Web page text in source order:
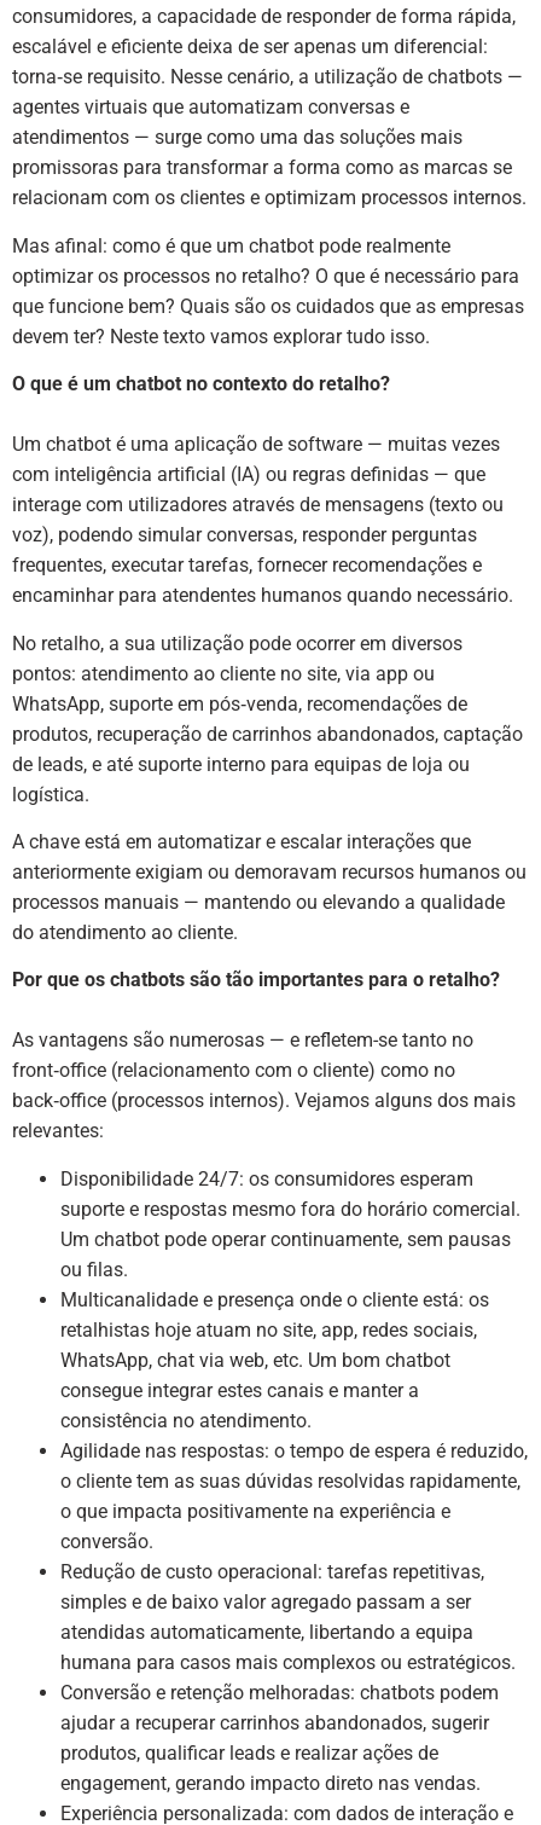
consumidores, a capacidade de responder de forma rápida,
escalável e eficiente deixa de ser apenas um diferencial:
torna‑se requisito. Nesse cenário, a utilização de chatbots —
agentes virtuais que automatizam conversas e
atendimentos — surge como uma das soluções mais
promissoras para transformar a forma como as marcas se
relacionam com os clientes e optimizam processos internos.
Mas afinal: como é que um chatbot pode realmente
optimizar os processos no retalho? O que é necessário para
que funcione bem? Quais são os cuidados que as empresas
devem ter? Neste texto vamos explorar tudo isso.
O que é um chatbot no contexto do retalho?
Um chatbot é uma aplicação de software — muitas vezes
com inteligência artificial (IA) ou regras definidas — que
interage com utilizadores através de mensagens (texto ou
voz), podendo simular conversas, responder perguntas
frequentes, executar tarefas, fornecer recomendações e
encaminhar para atendentes humanos quando necessário.
No retalho, a sua utilização pode ocorrer em diversos
pontos: atendimento ao cliente no site, via app ou
WhatsApp, suporte em pós‑venda, recomendações de
produtos, recuperação de carrinhos abandonados, captação
de leads, e até suporte interno para equipas de loja ou
logística.
A chave está em automatizar e escalar interações que
anteriormente exigiam ou demoravam recursos humanos ou
processos manuais — mantendo ou elevando a qualidade
do atendimento ao cliente.
Por que os chatbots são tão importantes para o retalho?
As vantagens são numerosas — e refletem-se tanto no
front‑office (relacionamento com o cliente) como no
back‑office (processos internos). Vejamos alguns dos mais
relevantes:
Disponibilidade 24/7: os consumidores esperam
suporte e respostas mesmo fora do horário comercial.
Um chatbot pode operar continuamente, sem pausas
ou filas.
Multicanalidade e presença onde o cliente está: os
retalhistas hoje atuam no site, app, redes sociais,
WhatsApp, chat via web, etc. Um bom chatbot
consegue integrar estes canais e manter a
consistência no atendimento.
Agilidade nas respostas: o tempo de espera é reduzido,
o cliente tem as suas dúvidas resolvidas rapidamente,
o que impacta positivamente na experiência e
conversão.
Redução de custo operacional: tarefas repetitivas,
simples e de baixo valor agregado passam a ser
atendidas automaticamente, libertando a equipa
humana para casos mais complexos ou estratégicos.
Conversão e retenção melhoradas: chatbots podem
ajudar a recuperar carrinhos abandonados, sugerir
produtos, qualificar leads e realizar ações de
engagement, gerando impacto direto nas vendas.
Experiência personalizada: com dados de interação e